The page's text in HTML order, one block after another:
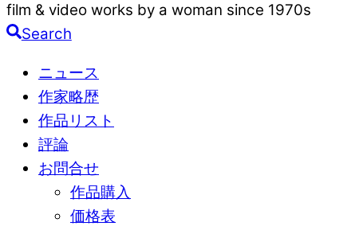
film & video works by a woman since 1970s
Search
ニュース
作家略歴
作品リスト
評論
お問合せ
作品購入
価格表